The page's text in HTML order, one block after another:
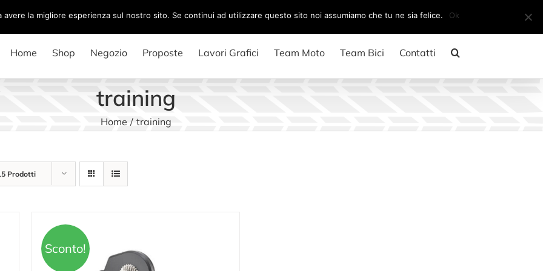
Il mio account CARRELLO
Home Shop Negozio Proposte Lavori Grafici Team Moto Team Bici Contatti
training
Home / training
Prodotti
Sconto!
la migliore esperienza sul nostro sito. Se continui ad utilizzare questo sito noi assumiamo che tu ne sia felice. Ok